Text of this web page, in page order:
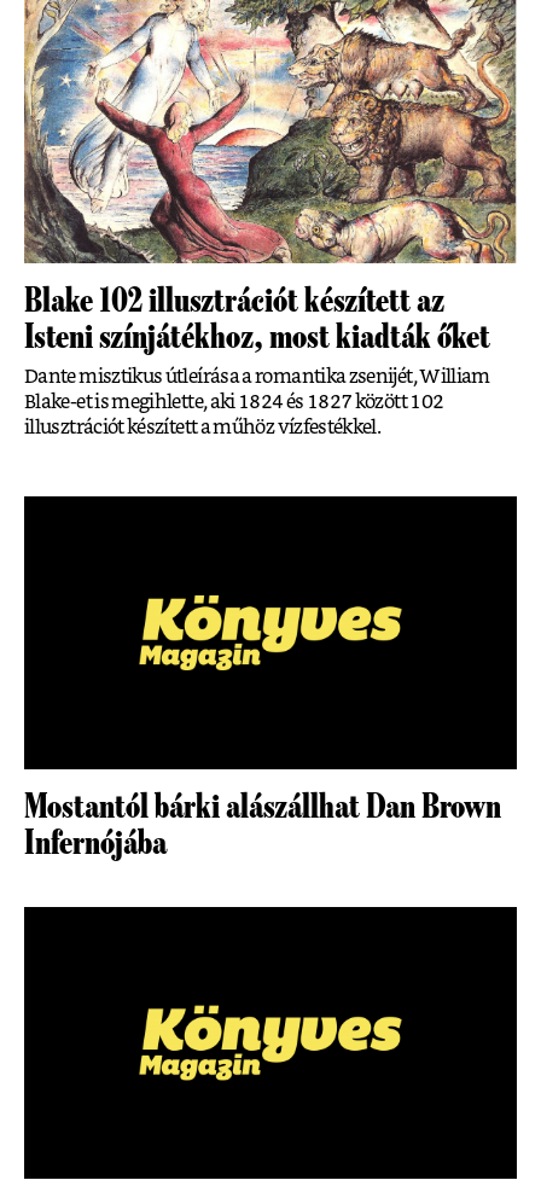
Blake 102 illusztrációt készített az
Isteni színjátékhoz, most kiadták őket
Dante misztikus útleírása a romantika zsenijét, William
Blake-et is megihlette, aki 1824 és 1827 között 102
illusztrációt készített a műhöz vízfestékkel.
Mostantól bárki alászállhat Dan Brown
Infernójába